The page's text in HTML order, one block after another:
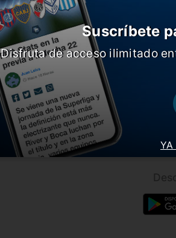
YA
Suscríbete
Disfruta de acceso ilimitado